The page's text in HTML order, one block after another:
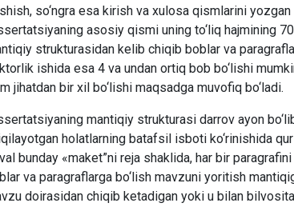
so‘ngra esa kirish va xulosa qismlarini yozgan
asosiy qismi uning to‘liq hajmining
strukturasidan kelib chiqib boblar va
ishida esa 4 va undan ortiq bob bo‘lishi
jihatdan bir xil bo‘lishi maqsadga muvofiq bo‘ladi.
mantiqiy strukturasi darrov ayon
holatlarning batafsil isboti ko‘rinishida
bunday «maket”ni reja shaklida, har bir
va paragraflarga bo‘lish mavzuni yoritish
doirasidan chiqib ketadigan yoki u bilan